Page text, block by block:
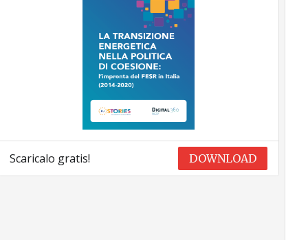
Scaricalo gratis! DOWNLOAD